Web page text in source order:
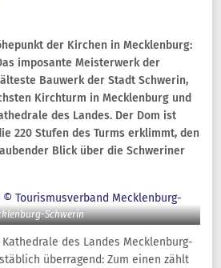
der Kirchen in Mecklenburg:
imposante Meisterwerk der
Bauwerk der Stadt Schwerin,
Kirchturm in Mecklenburg und
des Landes. Der Dom ist
220 Stufen des Turms erklimmt, den
Blick über die Schweriner
Schwerin
des Landes Mecklenburg-
überragend: Zum einen zählt